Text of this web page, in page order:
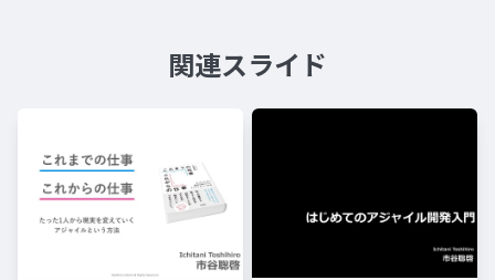
関連スライド